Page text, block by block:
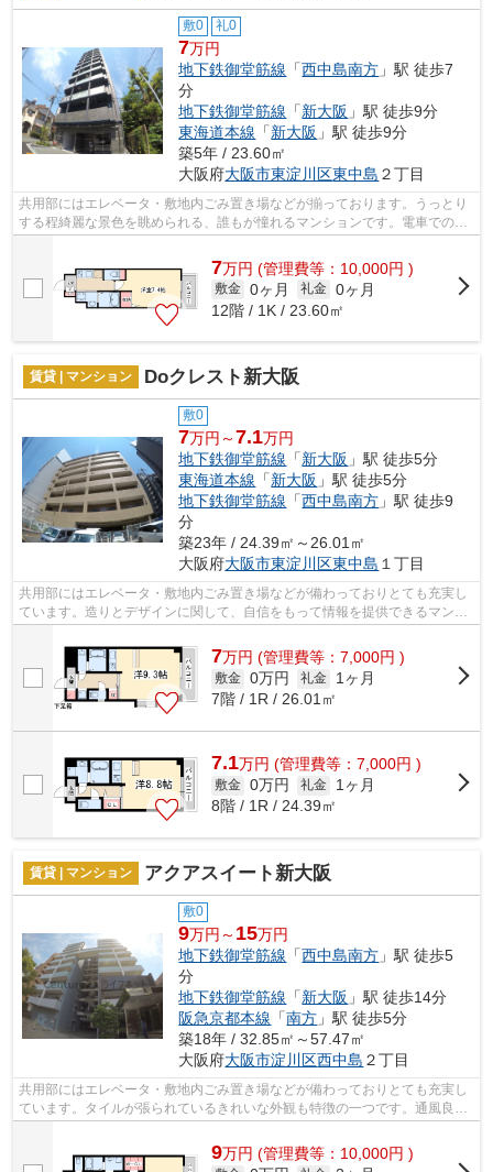
敷0 礼0
7万円
地下鉄御堂筋線 「西中島南方 」駅 徒歩7
分
地下鉄御堂筋線 「新大阪 」駅 徒歩9分
東海道本線 「新大阪 」駅 徒歩9分
築5年 / 23.60㎡
大阪府大阪市東淀川区東中島 ２丁目
共用部にはエレベータ・敷地内ごみ置き場などが揃っております。うっとり
する程綺麗な景色を眺められる、誰もが憧れるマンションです。電車での移
7万円 (管理費等：10,000円 )
敷金 0ヶ月 礼金 0ヶ月
12階 / 1K / 23.60㎡
賃貸 | マンション Doクレスト新大阪
敷0
7万円～7.1万円
地下鉄御堂筋線 「新大阪 」駅 徒歩5分
東海道本線 「新大阪 」駅 徒歩5分
地下鉄御堂筋線 「西中島南方 」駅 徒歩9
分
築23年 / 24.39㎡～26.01㎡
大阪府大阪市東淀川区東中島 １丁目
共用部にはエレベータ・敷地内ごみ置き場などが備わっておりとても充実し
ています。造りとデザインに関して、自信をもって情報を提供できるマンシ
ョンです。夏場の電気代も安く抑えら...
7万円 (管理費等：7,000円 )
敷金 0万円 礼金
1ヶ月
7階 / 1R / 26.01㎡
7.1万円 (管理費等：7,000円 )
敷金 0万円 礼金
1ヶ月
8階 / 1R / 24.39㎡
賃貸 | マンション アクアスイート新大阪
敷0
9万円～ 15万円
地下鉄御堂筋線 「西中島南方 」駅 徒歩5
分
地下鉄御堂筋線 「新大阪 」駅 徒歩14分
阪急京都本線 「南方 」駅 徒歩5分
築18年 / 32.85㎡～57.47㎡
大阪府大阪市淀川区西中島 ２丁目
共用部にはエレベータ・敷地内ごみ置き場などが備わっておりとても充実し
ています。タイルが張られているきれいな外観も特徴の一つです。通風良好
なマンションです。付近にある2つの駅...
9万円 (管理費等：10,000円 )